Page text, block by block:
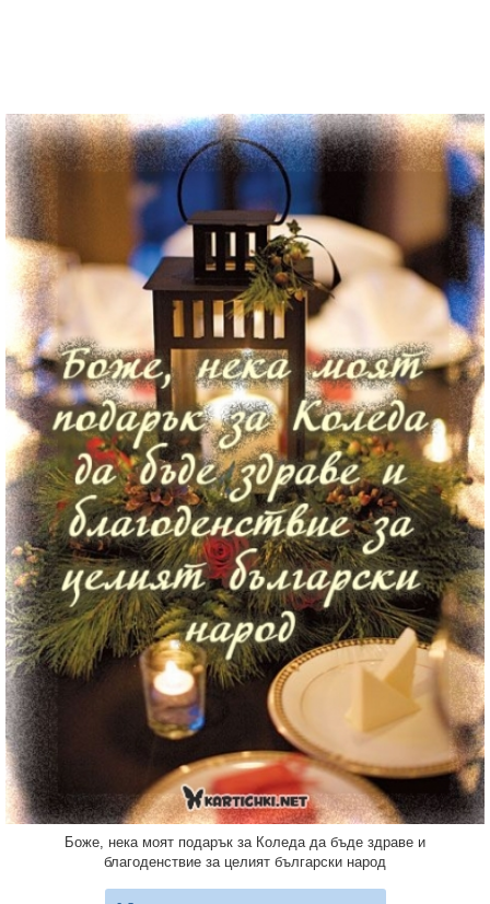
Боже, нека моят подарък за Коледа да бъде здраве и
благоденствие за целият български народ